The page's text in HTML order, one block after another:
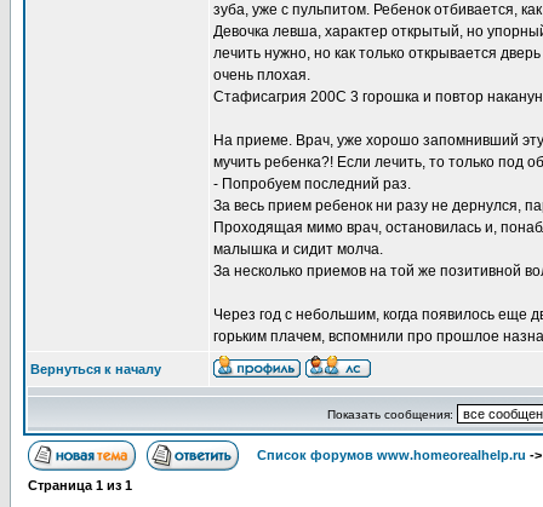
зуба, уже с пульпитом. Ребенок отбивается,
Девочка левша, характер открытый, но
лечить нужно, но как только открывается
очень плохая.
Стафисагрия 200С 3 горошка и повтор
На приеме. Врач, уже хорошо запомнивший
мучить ребенка?! Если лечить, то только под
- Попробуем последний раз.
За весь прием ребенок ни разу не дернулся,
Проходящая мимо врач, остановилась и,
малышка и сидит молча.
За несколько приемов на той же позитивной
Через год с небольшим, когда появилось еще
горьким плачем, вспомнили про прошлое
Вернуться к началу
Показать сообщения:
Список форумов www.homeorealhelp.ru -
Страница 1 из 1